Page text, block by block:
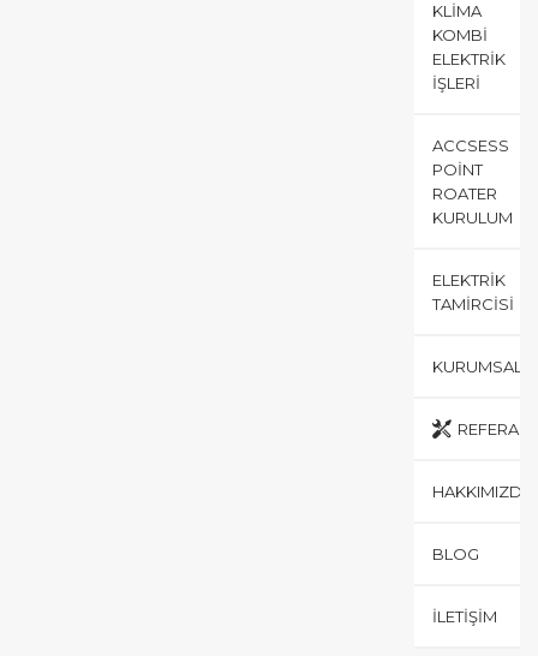
KLIMA
KOMBI
ELEKTRIK
İŞLERI
ACCSESS
POINT
ROATER
KURULUM
ELEKTRIK
TAMIRCISI
KURUMSAL
HAKKIMIZDA
BLOG
İLETIŞIM